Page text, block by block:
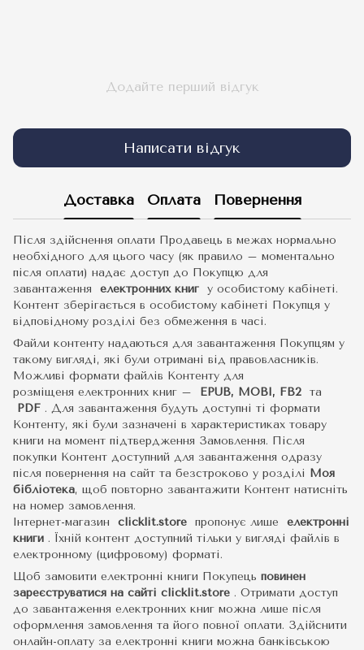
Додайте перший відгук
Написати відгук
Доставка Оплата Повернення
Після здійснення оплати Продавець в межах нормально
необхідного для цього часу (як правило – моментально
після оплати) надає доступ до Покупцю для
завантаження електронних книг у особистому кабінеті.
Контент зберігається в особистому кабінеті Покупця у
відповідному розділі без обмеження в часі.
Файли контенту надаються для завантаження Покупцям у
такому вигляді, які були отримані від правовласників.
Можливі формати файлів Контенту для
розміщеня електронних книг –
EPUB, MOBI, FB2 та
PDF . Для завантаження будуть доступні ті формати
Контенту, які були зазначені в характеристиках товару
книги на момент підтвердження Замовлення. Після
покупки Контент доступний для завантаження одразу
після повернення на сайт та безстроково у розділі Моя
бібліотека, щоб повторно завантажити Контент натисніть
на номер замовлення.
Інтернет-магазин clicklit.store пропонує лише електронні
книги . Їхній контент доступний тільки у вигляді файлів в
електронному (цифровому) форматі.
Щоб замовити електронні книги Покупець повинен
зареєструватися на сайті clicklit.store . Отримати доступ
до завантаження електронних книг можна лише після
оформлення замовлення та його повної оплати. Здійснити
онлайн-оплату за електронні книги можна банківською